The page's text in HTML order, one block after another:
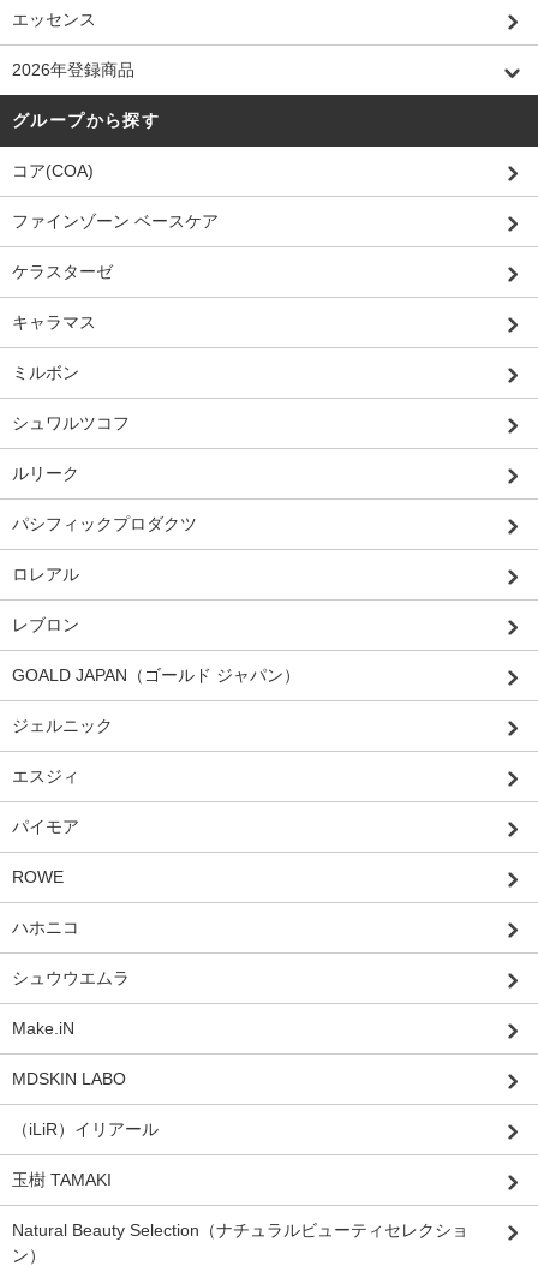
エッセンス
2026年登録商品
グループから探す
コア(COA)
ファインゾーン ベースケア
ケラスターゼ
キャラマス
ミルボン
シュワルツコフ
ルリーク
パシフィックプロダクツ
ロレアル
レブロン
GOALD JAPAN（ゴールド ジャパン）
ジェルニック
エスジィ
パイモア
ROWE
ハホニコ
シュウウエムラ
Make.iN
MDSKIN LABO
（iLiR）イリアール
玉樹 TAMAKI
Natural Beauty Selection（ナチュラルビューティセレクショ
ン）